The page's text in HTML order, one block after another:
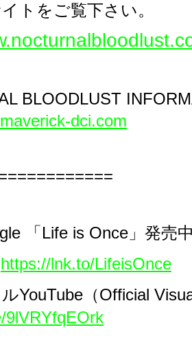
トをご覧下さい。
BLOODLUST
dci.com
「 Life is Once 」発売
https://lnk.to/LifeisOnce
YouTube （Official
9lVRYfqEOrk